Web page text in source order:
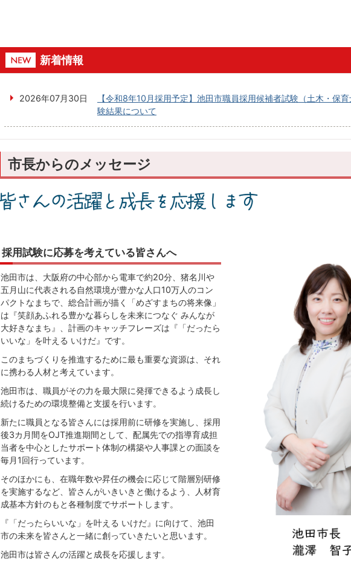
新着情報
2026年07月30日
【令和8年10月採用予定】池田市職員採用候補者試験（土木・保
験結果について
市長からのメッセージ
採用試験に応募を考えている皆さんへ
池田市は、大阪府の中心部から電車で約20分、猪名川や
五月山に代表される自然環境が豊かな人口10万人のコン
パクトなまちで、総合計画が描く「めざすまちの将来像」
は『笑顔あふれる豊かな暮らしを未来につなぐ みんなが
大好きなまち』、計画のキャッチフレーズは『「だったら
いいな」を叶える いけだ』です。
このまちづくりを推進するために最も重要な資源は、それ
に携わる人材と考えています。
池田市は、職員がその力を最大限に発揮できるよう成長し
続けるための環境整備と支援を行います。
新たに職員となる皆さんには採用前に研修を実施し、採用
後3カ月間をOJT推進期間として、配属先での指導育成担
当者を中心としたサポート体制の構築や人事課との面談を
毎月1回行っています。
そのほかにも、在職年数や昇任の機会に応じて階層別研修
を実施するなど、皆さんがいきいきと働けるよう、人材育
成基本方針のもと各種制度でサポートします。
『「だったらいいな」を叶える いけだ』に向けて、池田
市の未来を皆さんと一緒に創っていきたいと思います。
池田市は皆さんの活躍と成長を応援します。